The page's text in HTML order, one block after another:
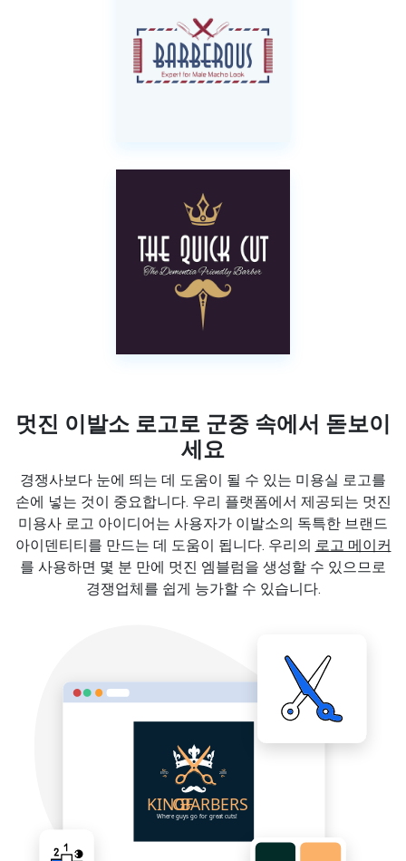
멋진 이발소 로고로 군중 속에서 돋보이
세요
경쟁사보다 눈에 띄는 데 도움이 될 수 있는 미용실 로고를
손에 넣는 것이 중요합니다. 우리 플랫폼에서 제공되는 멋진
미용사 로고 아이디어는 사용자가 이발소의 독특한 브랜드
아이덴티티를 만드는 데 도움이 됩니다. 우리의 로고 메이커
를 사용하면 몇 분 만에 멋진 엠블럼을 생성할 수 있으므로
경쟁업체를 쉽게 능가할 수 있습니다.